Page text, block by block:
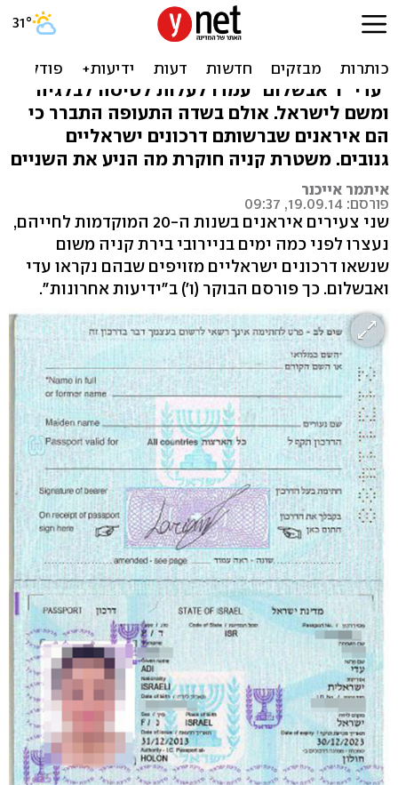
מעצר בקניה: איראנים עם
דרכונים ישראליים
"עדי" ו"אבשלום" עמדו לעלות לטיסה לבלגיה
ומשם לישראל. אולם בשדה התעופה התברר כי
הם איראנים שברשותם דרכונים ישראליים
גנובים. משטרת קניה חוקרת מה הניע את השניים
איתמר אייכנר
פורסם: 19.09.14, 09:37
שני צעירים איראנים בשנות ה-20 המוקדמות לחייהם,
נעצרו לפני כמה ימים בניירובי בירת קניה משום
שנשאו דרכונים ישראליים מזויפים שבהם נקראו עדי
ואבשלום. כך פורסם הבוקר (ו') ב"ידיעות אחרונות".